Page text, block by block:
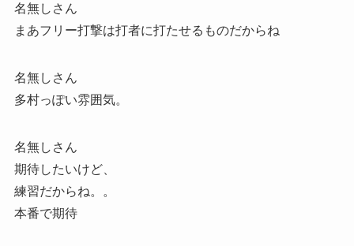
名無しさん
まあフリー打撃は打者に打たせるものだからね
名無しさん
多村っぽい雰囲気。
名無しさん
期待したいけど、
練習だからね。。
本番で期待